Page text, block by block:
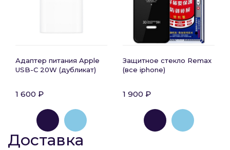
Адаптер питания Apple
USB-C 20W (дубликат)
1 600 ₽
Защитное стекло Remax
(все iphone)
1 900 ₽
Доставка